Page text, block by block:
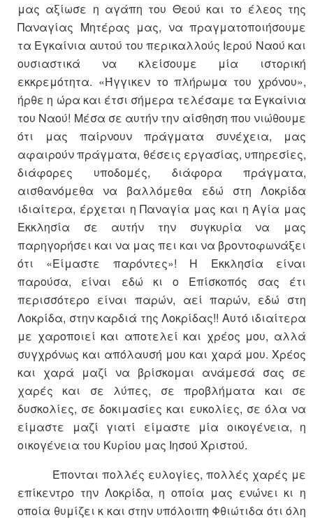
μας αξίωσε η αγάπη του Θεού και το έλεος της
Παναγίας Μητέρας μας, να πραγματοποιήσουμε
τα Εγκαίνια αυτού του περικαλλούς Ιερού Ναού και
ουσιαστικά να κλείσουμε μία ιστορική
εκκρεμότητα. «Ήγγικεν το πλήρωμα του χρόνου»,
ήρθε η ώρα και έτσι σήμερα τελέσαμε τα Εγκαίνια
του Ναού! Μέσα σε αυτήν την αίσθηση που νιώθουμε
ότι μας παίρνουν πράγματα συνέχεια, μας
αφαιρούν πράγματα, θέσεις εργασίας, υπηρεσίες,
διάφορες υποδομές, διάφορα πράγματα,
αισθανόμεθα να βαλλόμεθα εδώ στη Λοκρίδα
ιδιαίτερα, έρχεται η Παναγία μας και η Αγία μας
Εκκλησία σε αυτήν την συγκυρία να μας
παρηγορήσει και να μας πει και να βροντοφωνάξει
ότι «Είμαστε παρόντες»! Η Εκκλησία είναι
παρούσα, είναι εδώ κι ο Επίσκοπός σας έτι
περισσότερο είναι παρών, αεί παρών, εδώ στη
Λοκρίδα, στην καρδιά της Λοκρίδας!! Αυτό ιδιαίτερα
με χαροποιεί και αποτελεί και χρέος μου, αλλά
συγχρόνως και απόλαυσή μου και χαρά μου. Χρέος
και χαρά μαζί να βρίσκομαι ανάμεσά σας σε
χαρές και σε λύπες, σε προβλήματα και σε
δυσκολίες, σε δοκιμασίες και ευκολίες, σε όλα να
είμαστε μαζί γιατί είμαστε μία οικογένεια, η
οικογένεια του Κυρίου μας Ιησού Χριστού.
Έπονται πολλές ευλογίες, πολλές χαρές με
επίκεντρο την Λοκρίδα, η οποία μας ενώνει κι η
οποία θυμίζει κ και στην υπόλοιπη Φθιώτιδα ότι όλη